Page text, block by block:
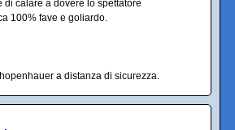
di calare a dovere lo spettatore
100% fave e goliardo.
a distanza di sicurezza.